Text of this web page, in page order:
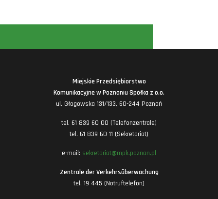
Miejskie Przedsiębiorstwo
Komunikacyjne w Poznaniu Spółka z o.o.
ul. Głogowska 131/133, 60-244 Poznań
tel. 61 839 60 00 (Telefonzentrale)
tel. 61 839 60 11 (Sekretariat)
e-mail: sekretariat@mpk.poznan.pl
Zentrale der Verkehrsüberwachung
tel. 19 445 (Notruftelefon)